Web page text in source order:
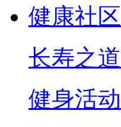
健康社区
长寿之道
健身活动